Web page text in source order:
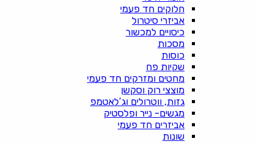
חלוקים חד פעמי
אביזרי סיטרול
כיסויים למכשור
מסכות
כוסות
שקיות פח
מחטים ומזרקים חד פעמי
מוצצי רוק וסקשן
גזות, ווטרולים וג’לאטמפ
מגשים- נייר ופלסטיק
אביזרים חד פעמי
שונות